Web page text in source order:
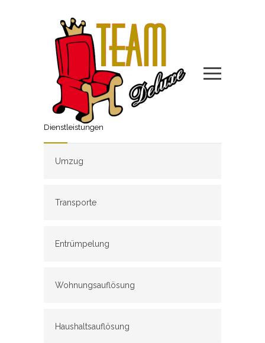
Dienstleistungen
Umzug
Transporte
Entrümpelung
Wohnungsauflösung
Haushaltsauflösung